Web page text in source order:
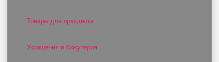
Товары для праздника
Украшения и бижутерия